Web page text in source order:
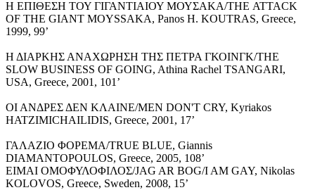
Η ΕΠΙΘΕΣΗ ΤΟΥ ΓΙΓΑΝΤΙΑΙΟΥ ΜΟΥΣΑΚΑ/ΤΗΕ ATTACK
OF THE GIANT MOYSSAKA, Panos H. KOUTRAS, Greece,
1999, 99’
Η ΔΙΑΡΚΗΣ ΑΝΑΧΩΡΗΣΗ ΤΗΣ ΠΕΤΡΑ ΓΚΟΙΝΓΚ/THE
SLOW BUSINESS OF GOING, Athina Rachel TSANGARI,
USA, Greece, 2001, 101’
ΟΙ ΑΝΔΡΕΣ ΔΕΝ ΚΛΑΙΝΕ/MEN DON'T CRY, Kyriakos
HATZIMICHAILIDIS, Greece, 2001, 17’
ΓΑΛΑΖΙΟ ΦΟΡΕΜΑ/TRUE BLUE, Giannis
DIAMANTOPOULOS, Greece, 2005, 108’
ΕΙΜΑΙ ΟΜΟΦΥΛΟΦΙΛΟΣ/JAG AR BOG/I AM GAY, Nikolas
KOLOVOS, Greece, Sweden, 2008, 15’